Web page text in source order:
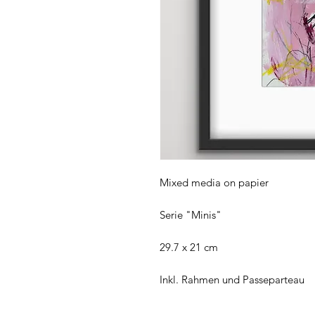
Mixed media on papier
Serie "Minis"
29.7 x 21 cm
Inkl. Rahmen und Passeparteau